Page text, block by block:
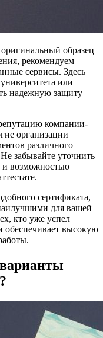
образец
рекомендуем
сервисы. Здесь
или
надежную защиту
компании-
организации
различного
забывайте уточнить
и возможностью
сертификата,
для вашей
кто уже успел
обеспечивает высокую